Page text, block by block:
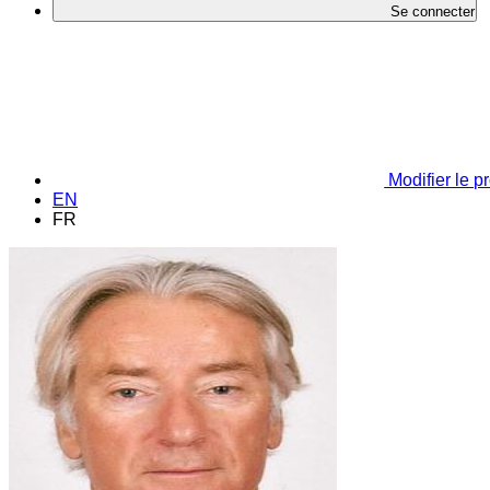
Se connecter
Modifier le
EN
FR